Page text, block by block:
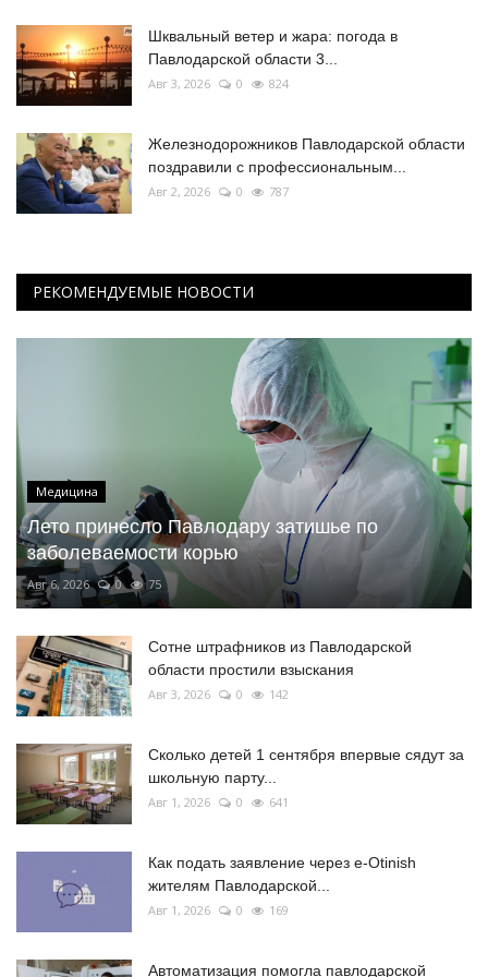
Шквальный ветер и жара: погода в
Павлодарской области 3...
Авг 3, 2026 0 824
Железнодорожников Павлодарской области
поздравили с профессиональным...
Авг 2, 2026 0 787
РЕКОМЕНДУЕМЫЕ НОВОСТИ
Медицина
Лето принесло Павлодару затишье по
заболеваемости корью
Авг 6, 2026 0 75
Сотне штрафников из Павлодарской
области простили взыскания
Авг 3, 2026 0 142
Сколько детей 1 сентября впервые сядут за
школьную парту...
Авг 1, 2026 0 641
Как подать заявление через e-Otinish
жителям Павлодарской...
Авг 1, 2026 0 169
Автоматизация помогла павлодарской